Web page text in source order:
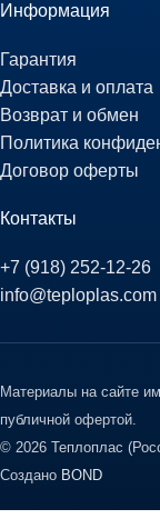
Информация
Гарантия
Доставка и оплата
Возврат и обмен
Политика
Договор оферты
Контакты
+7 (918) 252-12-26
info@teploplas.com
Материалы на сайте
публичной офертой.
© 2026 Теплоплас
Создано BOND